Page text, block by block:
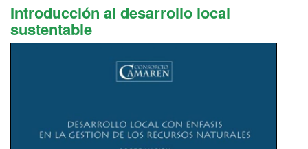
Introducción al desarrollo local
sustentable